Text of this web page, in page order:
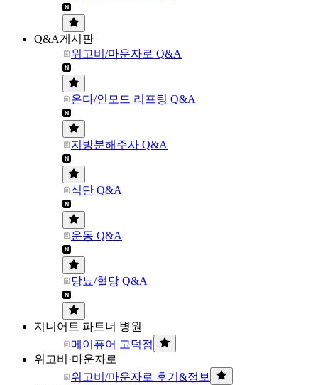
Q&A게시판
위고비/마운자로 Q&A
온다/인모드 리프팅 Q&A
지방분해주사 Q&A
식단 Q&A
운동 Q&A
당뇨/혈당 Q&A
지니어트 파트너 병원
메이퓨어 고덕점
위고비·마운자로
위고비/마운자로 후기&정보